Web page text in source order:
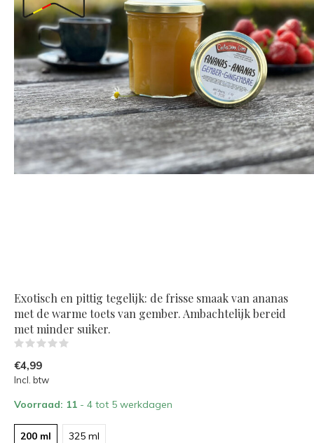
Exotisch en pittig tegelijk: de frisse smaak van ananas
met de warme toets van gember. Ambachtelijk bereid
met minder suiker.
€4,99
Incl. btw
Voorraad: 11 - 4 tot 5 werkdagen
200 ml 325 ml